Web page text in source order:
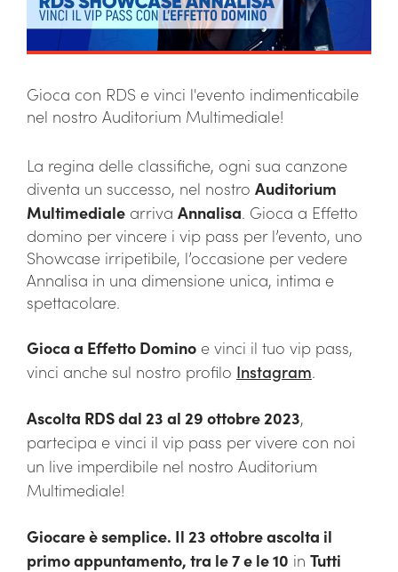
Gioca con RDS e vinci l'evento indimenticabile
nel nostro Auditorium Multimediale!
La regina delle classifiche, ogni sua canzone
diventa un successo, nel nostro Auditorium
Multimediale arriva Annalisa. Gioca a Effetto
domino per vincere i vip pass per l’evento, uno
Showcase irripetibile, l’occasione per vedere
Annalisa in una dimensione unica, intima e
spettacolare.
Gioca a Effetto Domino e vinci il tuo vip pass,
vinci anche sul nostro profilo Instagram.
Ascolta RDS dal 23 al 29 ottobre 2023,
partecipa e vinci il vip pass per vivere con noi
un live imperdibile nel nostro Auditorium
Multimediale!
Giocare è semplice. Il 23 ottobre ascolta il
primo appuntamento, tra le 7 e le 10 in Tutti